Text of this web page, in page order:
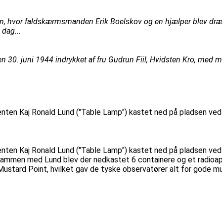
hvor faldskærmsmanden Erik Boelskov og en hjælper blev
30. juni 1944 indrykket af fru Gudrun Fiil, Hvidsten Kro, med
Kaj Ronald Lund ("Table Lamp") kastet ned på pladsen
Kaj Ronald Lund ("Table Lamp") kastet ned på pladsen
med Lund blev der nedkastet 6 containere og et
Point, hvilket gav de tyske observatører alt for gode